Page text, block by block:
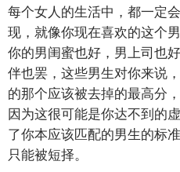
每个女人的生活中，都一定
现，就像你现在喜欢的这个
你的男闺蜜也好，男上司也
伴也罢，这些男生对你来说
的那个应该被去掉的最高分
因为这很可能是你达不到的
了你本应该匹配的男生的标
只能被短择。